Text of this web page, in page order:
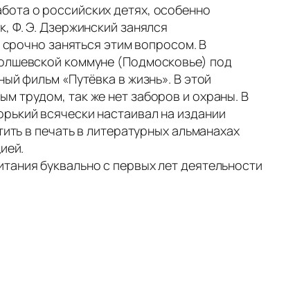
о российских детях, особенно
Ф. Э. Дзержинский занялся
заняться этим вопросом. В
коммуне (Подмосковье) под
фильм «Путёвка в жизнь». В этой
трудом, так же нет заборов и охраны. В
всячески настаивал на издании
в печать в литературных альманахах
буквально с первых лет деятельности